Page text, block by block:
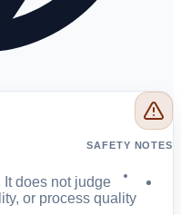
SAFETY NOTES
does not judge
or process quality.